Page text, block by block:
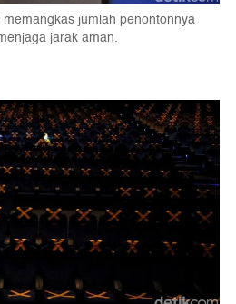
jumlah penontonnya
jarak aman.